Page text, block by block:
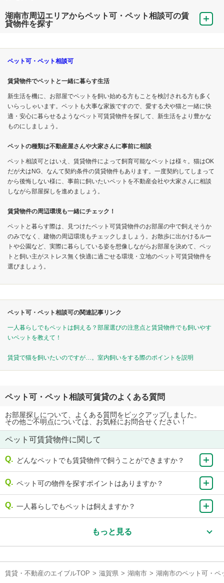
湖南市周辺エリアからペット可・ペット相談可の賃
貸物件を探す
ペット可・ペット相談可
賃貸物件でペットと一緒に暮らす生活
新生活を機に、お部屋でペットを飼い始める方もことを検討される方も多く
いらっしゃいます。ペットも大事な家族ですので、愛する犬や猫と一緒に快
適・安心に暮らせるようなペット可賃貸物件を探して、新生活をより豊かな
ものにしましょう。
ペットの種類は不動産屋さんや大家さんに事前に相談
ペット相談可とはいえ、賃貸物件によって飼育可能なペットは様々。猫はOK
だが犬はNG、なんて契約条件の賃貸物件もあります。一度契約してしまって
から後悔しない様に、事前に飼いたいペットを不動産会社や大家さんに相談
しながら部屋探しを進めましょう。
賃貸物件の周辺環境も一緒にチェック！
ペットと暮らす際は、見つけたペット可賃貸物件のお部屋の中で飼えそうか
のみでなく、建物の周辺環境もチェックしましょう。お散歩に出かけるルー
トや公園など、実際に暮らしている姿を想像しながらお部屋を決めて、ペッ
トと飼い主がストレス無く快適に過ごせる環境・立地のペット可賃貸物件を
選びましょう。
ペット可・ペット相談可の関連記事リンク
一人暮らしでもペットは飼える？部屋選びの注意点と賃貸物件でも飼いやす
いペットを教えて！
賃貸で猫を飼いたいのですが…。室内飼いをする際のポイントを説明
ペット可・ペット相談可賃貸のよくある質問
お部屋探しについて、よくある質問をピックアップしました。
その他ご不明点については、お気軽にお問合せください！
ペット可賃貸物件に関して
どんなペットでも賃貸物件で飼うことができますか？
ペット可の物件を探すポイントはありますか？
一人暮らしでもペットは飼えますか？
もっと見る
賃貸・不動産のエイブルTOP > 滋賀県 > 湖南市 > 湖南市のペット可・ペ